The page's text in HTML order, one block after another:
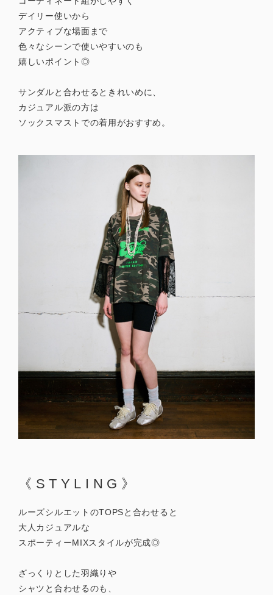
デイリー使いから
アクティブな場面まで
色々なシーンで使いやすいのも
嬉しいポイント◎
サンダルと合わせるときれいめに、
カジュアル派の方は
ソックスマストでの着用がおすすめ。
《STYLING》
ルーズシルエットのTOPSと合わせると
大人カジュアルな
スポーティーMIXスタイルが完成◎
ざっくりとした羽織りや
シャツと合わせるのも、